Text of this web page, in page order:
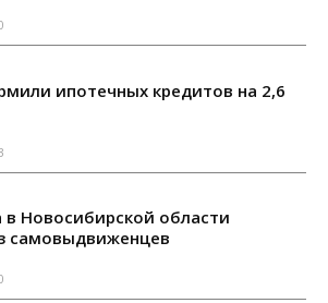
ипотечных кредитов на 2,6
в Новосибирской области
самовыдвиженцев